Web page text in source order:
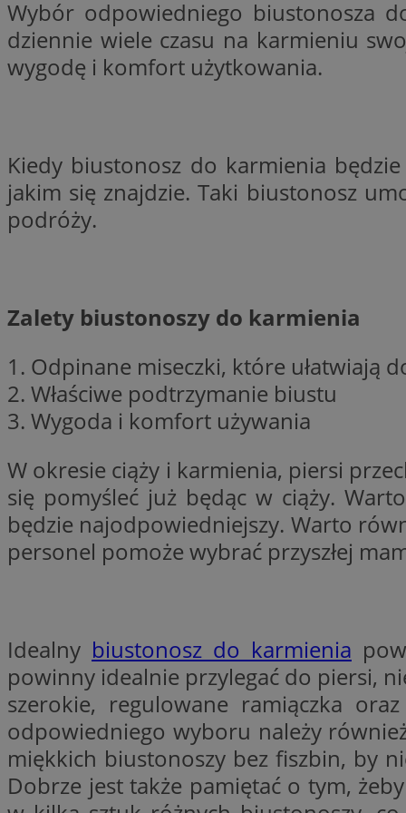
Wybór odpowiedniego biustonosza
dziennie wiele czasu na karmieniu
wygodę i komfort użytkowania.
Kiedy biustonosz do karmienia
jakim się znajdzie. Taki biustonosz
podróży.
Zalety biustonoszy do karmienia
1. Odpinane miseczki, które ułatwiają
2. Właściwe podtrzymanie biustu
3. Wygoda i komfort używania
W okresie ciąży i karmienia, piersi
się pomyśleć już będąc w ciąży.
będzie najodpowiedniejszy. Warto
personel pomoże wybrać przyszłej
Idealny biustonosz do karmienia
powinny idealnie przylegać do piersi,
szerokie, regulowane ramiączka
odpowiedniego wyboru należy
miękkich biustonoszy bez fiszbin, by
Dobrze jest także pamiętać o tym,
SessID
QeSessID
MvSessID
__cf_bm
li_gc
Nazwa
_ga_VBEXFQ7ESL
Nazwa
tuuid_lu
tuuid_lu
ADK_EX_11
__mguid_